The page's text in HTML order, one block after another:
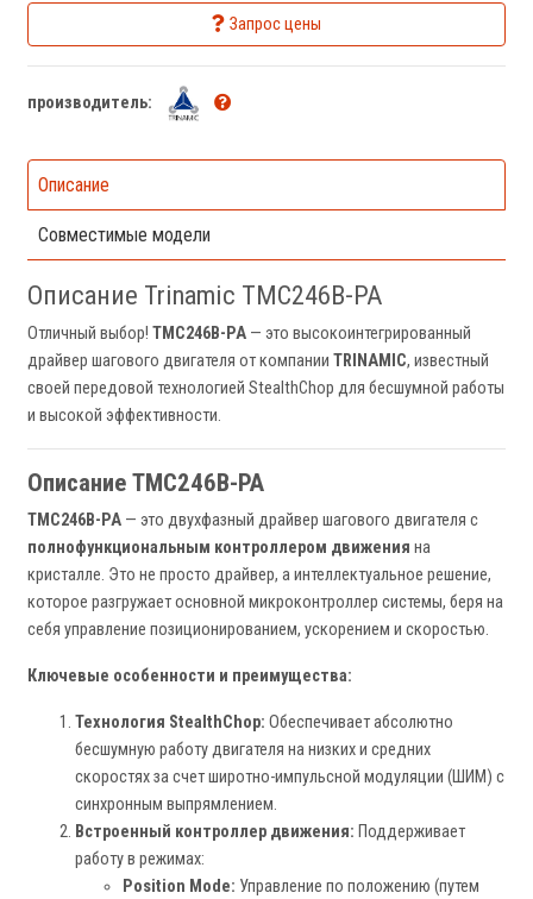
Запрос цены
производитель:
Описание
Совместимые модели
Описание Trinamic TMC246B-PA
Отличный выбор! TMC246B-PA — это высокоинтегрированный
драйвер шагового двигателя от компании TRINAMIC, известный
своей передовой технологией StealthChop для бесшумной работы
и высокой эффективности.
Описание TMC246B-PA
TMC246B-PA — это двухфазный драйвер шагового двигателя с
полнофункциональным контроллером движения на
кристалле. Это не просто драйвер, а интеллектуальное решение,
которое разгружает основной микроконтроллер системы, беря на
себя управление позиционированием, ускорением и скоростью.
Ключевые особенности и преимущества:
Технология StealthChop: Обеспечивает абсолютно
бесшумную работу двигателя на низких и средних
скоростях за счет широтно-импульсной модуляции (ШИМ) с
синхронным выпрямлением.
Встроенный контроллер движения: Поддерживает
работу в режимах:
Position Mode: Управление по положению (путем